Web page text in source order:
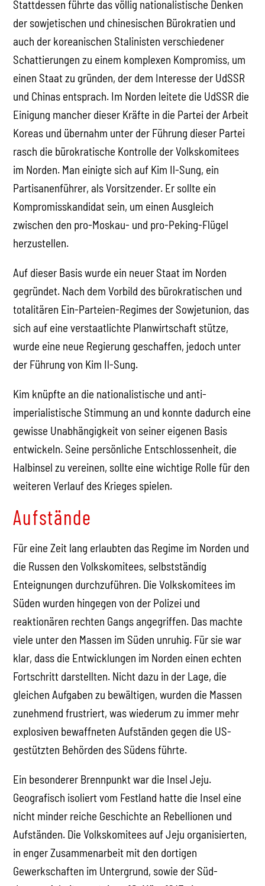
Stattdessen führte das völlig nationalistische Denken
der sowjetischen und chinesischen Bürokratien und
auch der koreanischen Stalinisten verschiedener
Schattierungen zu einem komplexen Kompromiss, um
einen Staat zu gründen, der dem Interesse der UdSSR
und Chinas entsprach. Im Norden leitete die UdSSR die
Einigung mancher dieser Kräfte in die Partei der Arbeit
Koreas und übernahm unter der Führung dieser Partei
rasch die bürokratische Kontrolle der Volkskomitees
im Norden. Man einigte sich auf Kim Il-Sung, ein
Partisanenführer, als Vorsitzender. Er sollte ein
Kompromisskandidat sein, um einen Ausgleich
zwischen den pro-Moskau- und pro-Peking-Flügel
herzustellen.
Auf dieser Basis wurde ein neuer Staat im Norden
gegründet. Nach dem Vorbild des bürokratischen und
totalitären Ein-Parteien-Regimes der Sowjetunion, das
sich auf eine verstaatlichte Planwirtschaft stütze,
wurde eine neue Regierung geschaffen, jedoch unter
der Führung von Kim Il-Sung.
Kim knüpfte an die nationalistische und anti-
imperialistische Stimmung an und konnte dadurch eine
gewisse Unabhängigkeit von seiner eigenen Basis
entwickeln. Seine persönliche Entschlossenheit, die
Halbinsel zu vereinen, sollte eine wichtige Rolle für den
weiteren Verlauf des Krieges spielen.
Aufstände
Für eine Zeit lang erlaubten das Regime im Norden und
die Russen den Volkskomitees, selbstständig
Enteignungen durchzuführen. Die Volkskomitees im
Süden wurden hingegen von der Polizei und
reaktionären rechten Gangs angegriffen. Das machte
viele unter den Massen im Süden unruhig. Für sie war
klar, dass die Entwicklungen im Norden einen echten
Fortschritt darstellten. Nicht dazu in der Lage, die
gleichen Aufgaben zu bewältigen, wurden die Massen
zunehmend frustriert, was wiederum zu immer mehr
explosiven bewaffneten Aufständen gegen die US-
gestützten Behörden des Südens führte.
Ein besonderer Brennpunkt war die Insel Jeju.
Geografisch isoliert vom Festland hatte die Insel eine
nicht minder reiche Geschichte an Rebellionen und
Aufständen. Die Volkskomitees auf Jeju organisierten,
in enger Zusammenarbeit mit den dortigen
Gewerkschaften im Untergrund, sowie der Süd-